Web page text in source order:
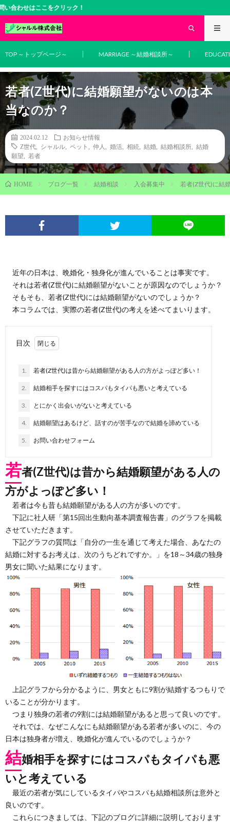
こをクリック！
TOP ～トップページ～ MARRIAGE ～結婚相談所～
若者(Z世代)に結婚願望がないのは本
当なのか？
2024.02.12
お知らせ情報
Z世代
シャルル ペット 仲人 婚活 相続 結婚 結婚相談所
結婚
願望
若者
HOME ブログ一覧 結婚相談 入会募集中 若者(Z世代)に結
近年の日本は、晩婚化・独身化が進んでいることは事実です。
それは若者(Z世代)に結婚願望がないことが原因なのでしょうか？
そもそも、若者(Z世代)には結婚願望がないのでしょうか？
本コラムでは、実際の若者(Z世代)の考えを述べてまいります。
目次
1. 若者(Z世代)は昔から結婚願望がある人の方がよっぽど多い！
2. 結婚相手を探すにはコスパもタイパも悪いと考えている
3. とにかく出会いがないと考えている
4. 結婚願望はあるけど、話すのが苦手なので結婚を諦めている
5. お問い合わせフォーム
若者(Z世代)は昔から結婚願望がある人の
方がよっぽど多い！
若者は今も昔も結婚願望がある人の方が多いのです。
下記に社人研「第15回出生動向基本調査報告書」のグラフを掲載
させていただきます。
下記グラフの質問は「自分の一生を通じて考えた場合、あなたの
結婚に対するお考えは、次のうちどれですか。」を18～34歳の独身
男女に聞いた結果になります。
上記グラフから分かるように、男女ともに9割が結婚するつもりで
いることが分かります。
つまり独身の若者の9割には結婚願望があると思って良いのです。
それでは、なぜこんなにも結婚願望がある若者が多いのに、今の
日本は独身者が増え、晩婚化が進んでいるのでしょうか？
結婚相手を探すにはコスパもタイパも悪
いと考えている
最近の若者が気にしているタイパやコスパも結婚相談所は意外と
良いのです。
これらにつきましては、下記のブログに詳細に説明しております